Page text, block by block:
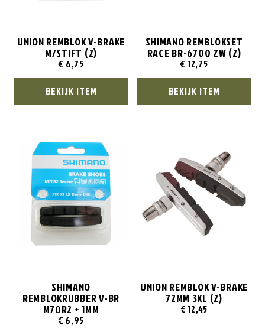
UNION REMBLOK V-BRAKE
M/STIFT (2)
€ 6,75
BEKIJK ITEM
SHIMANO REMBLOKSET
RACE BR-6700 ZW (2)
€ 12,75
BEKIJK ITEM
SHIMANO
REMBLOKRUBBER V-BR
M70R2 + 1MM
€ 6,95
UNION REMBLOK V-BRAKE
72MM 3KL (2)
€12,45